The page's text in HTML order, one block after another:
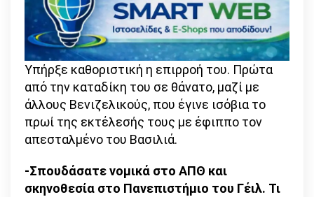
Υπήρξε καθοριστική η επιρροή του. Πρώτα
από την καταδίκη του σε θάνατο, μαζί με
άλλους Βενιζελικούς, που έγινε ισόβια το
πρωί της εκτέλεσής τους με έφιππο τον
απεσταλμένο του Βασιλιά.
-Σπουδάσατε νομικά στο ΑΠΘ και
σκηνοθεσία στο Πανεπιστήμιο του Γέιλ. Τι